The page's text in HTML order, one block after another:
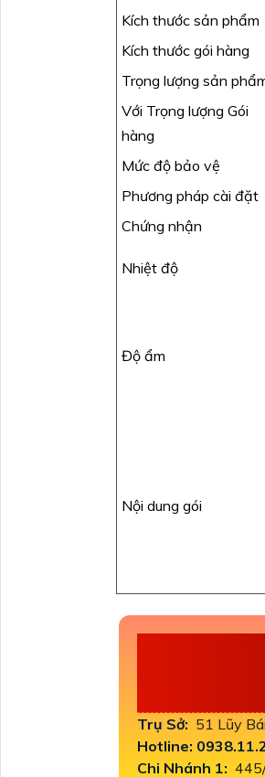
Kích thước sản phẩm
Kích thước gói hàng
Trọng lượng sản
Với Trọng lượng Gói
hàng
Mức độ bảo vệ
Phương pháp cài đặt
Chứng nhận
Nhiệt độ
Độ ẩm
Nội dung gói
Trụ Sở: 51 Lũy
Hotline:
Chi Nhánh 1: